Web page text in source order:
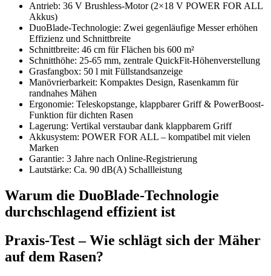
Antrieb: 36 V Brushless-Motor (2×18 V POWER FOR ALL
Akkus)
DuoBlade-Technologie: Zwei gegenläufige Messer erhöhen
Effizienz und Schnittbreite
Schnittbreite: 46 cm für Flächen bis 600 m²
Schnitthöhe: 25‑65 mm, zentrale QuickFit-Höhenverstellung
Grasfangbox: 50 l mit Füllstandsanzeige
Manövrierbarkeit: Kompaktes Design, Rasenkamm für
randnahes Mähen
Ergonomie: Teleskopstange, klappbarer Griff & PowerBoost-
Funktion für dichten Rasen
Lagerung: Vertikal verstaubar dank klappbarem Griff
Akkusystem: POWER FOR ALL – kompatibel mit vielen
Marken
Garantie: 3 Jahre nach Online-Registrierung
Lautstärke: Ca. 90 dB(A) Schallleistung
Warum die DuoBlade-Technologie
durchschlagend effizient ist
Praxis-Test – Wie schlägt sich der Mäher
auf dem Rasen?